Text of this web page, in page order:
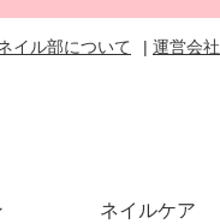
イル部について 運営会社
ネイルケア